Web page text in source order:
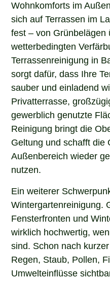
Wohnkomforts im
sich auf Terrassen im
fest – von Grünbelägen
wetterbedingten
Terrassenreinigung in
sorgt dafür, dass Ihre
sauber und einladend
Privatterrasse,
gewerblich genutzte
Reinigung bringt die
Geltung und schafft die
Außenbereich wieder
nutzen.
Ein weiterer
Wintergartenreinigung.
Fensterfronten und
wirklich hochwertig,
sind. Schon nach
Regen, Staub, Pollen,
Umwelteinflüsse